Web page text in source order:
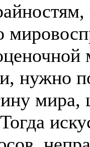
нужно
мира,